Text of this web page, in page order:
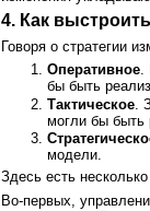
4. Как
Говоря о стратегии
Оперативное.
бы быть
Тактическое.
могли бы быть
модели.
Здесь есть
Во-первых,